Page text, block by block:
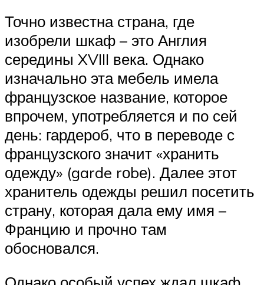
Точно известна страна, где
изобрели шкаф – это Англия
середины XVIII века. Однако
изначально эта мебель имела
французское название, которое
впрочем, употребляется и по сей
день: гардероб, что в переводе с
французского значит «хранить
одежду» (garde rоbе). Далее этот
хранитель одежды решил посетить
страну, которая дала ему имя –
Францию и прочно там
обосновался.